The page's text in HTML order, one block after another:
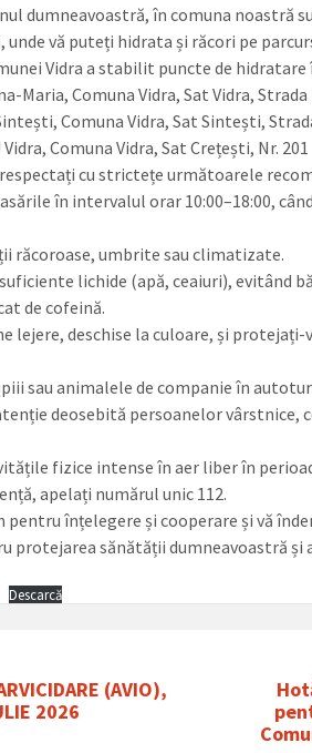
dumneavoastră, în comuna noastră
unde vă puteți hidrata și răcori pe
Vidra a stabilit puncte de
Maria, Comuna Vidra, Sat Vidra,
Comuna Vidra, Sat Sintești,
Vidra, Comuna Vidra, Sat Crețești, Nr. 201
respectați cu strictețe următoarele
în intervalul orar 10:00–18:00,
răcoroase, umbrite sau climatizate.
lichide (apă, ceaiuri), evitând
de cofeină.
lejere, deschise la culoare, și protejați-
sau animalele de companie în
deosebită persoanelor vârstnice,
fizice intense în aer liber în
apelați numărul unic 112.
pentru înțelegere și cooperare și vă
protejarea sănătății dumneavoastră și
Descarcă
(AVIO),
2026